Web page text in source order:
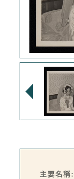
主要名稱: